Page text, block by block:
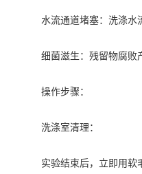
水流通道堵塞：洗涤水流
细菌滋生：残留物腐败产
操作步骤：
洗涤室清理：
实验结束后，立即用软